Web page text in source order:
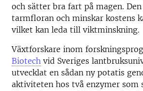
och sätter bra fart på magen.
tarmfloran och minskar kostens
vilket kan leda till viktminskning.
Växtforskare inom
Biotech vid Sveriges
utvecklat en sådan ny potatis
aktiviteten hos två enzymer som